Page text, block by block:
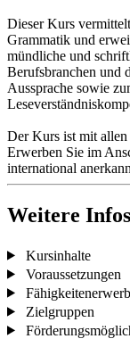
Dieser Kurs
Grammatik und
mündliche und
Berufsbranchen und
Aussprache sowie
Der Kurs ist mit
Erwerben Sie im
international
Weitere Infos
Kursinhalte
Voraussetzungen
Fähigkeitenerwerb
Zielgruppen